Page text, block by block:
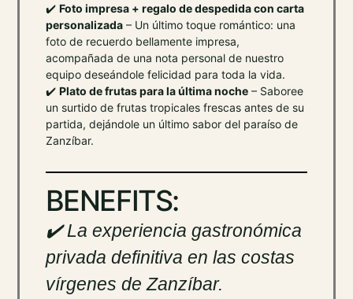
✔️ Foto impresa + regalo de despedida con carta
personalizada– Un último toque romántico: una
foto de recuerdo bellamente impresa,
acompañada de una nota personal de nuestro
equipo deseándole felicidad para toda la vida.
✔️ Plato de frutas para la última noche– Saboree
un surtido de frutas tropicales frescas antes de su
partida, dejándole un último sabor del paraíso de
Zanzíbar.
BENEFITS:
✔️ La experiencia gastronómica
privada definitiva en las costas
vírgenes de Zanzíbar.